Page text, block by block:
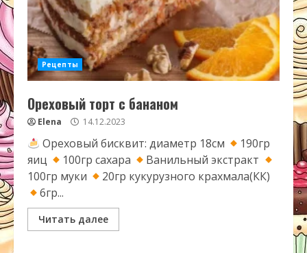
Рецепты
Ореховый торт с бананом
Elena 14.12.2023
Ореховый бисквит: диаметр 18см
190гр
яиц
100гр сахара
Ванильный экстракт
100гр муки
20гр кукурузного крахмала(КК)
6гр...
Читать далее